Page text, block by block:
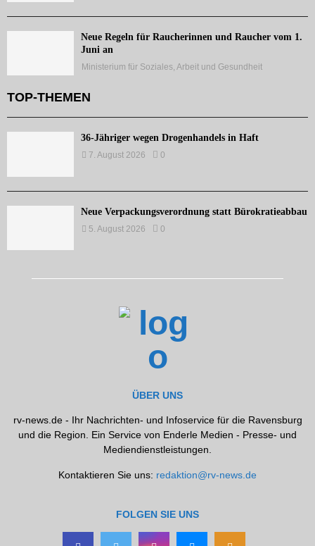
Neue Regeln für Raucherinnen und Raucher vom 1.
Juni an
Ministerium für Soziales, Arbeit und Gesundheit
TOP-THEMEN
36-Jähriger wegen Drogenhandels in Haft
7. August 2026 0
Neue Verpackungsverordnung statt Bürokratieabbau
5. August 2026 0
ÜBER UNS
rv-news.de - Ihr Nachrichten- und Infoservice für die Ravensburg
und die Region. Ein Service von Enderle Medien - Presse- und
Mediendienstleistungen.
Kontaktieren Sie uns: redaktion@rv-news.de
FOLGEN SIE UNS